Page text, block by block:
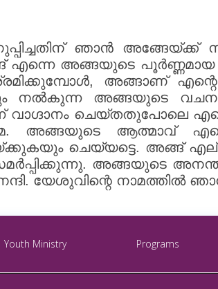
ഞാൻ അങ്ങേയ്ക്ക്
അങ്ങയുടെ പൂർണ്ണമായ
അങ്ങാണ്
നൽകുന്ന അങ്ങയുടെ
വാഗ്ദാനം ചെയ്തതുപോലെ
അങ്ങയുടെ ആത്മാവ്
ചെയ്യട്ടെ. അങ്ങ്
അങ്ങയുടെ
യേശുവിന്റെ നാമത്തിൽ
Youth Ministry Programs